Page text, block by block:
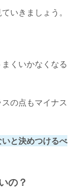
いきましょう。
くいかなくなる
の点もマイナス
と決めつけるべ
の？